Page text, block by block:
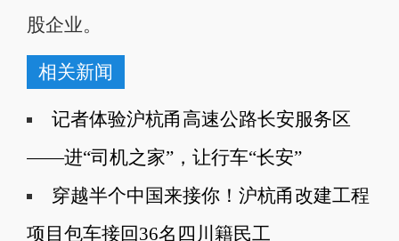
股企业。
相关新闻
记者体验沪杭甬高速公路长安服务区
——进“司机之家”，让行车“长安”
穿越半个中国来接你！沪杭甬改建工程
项目包车接回36名四川籍民工